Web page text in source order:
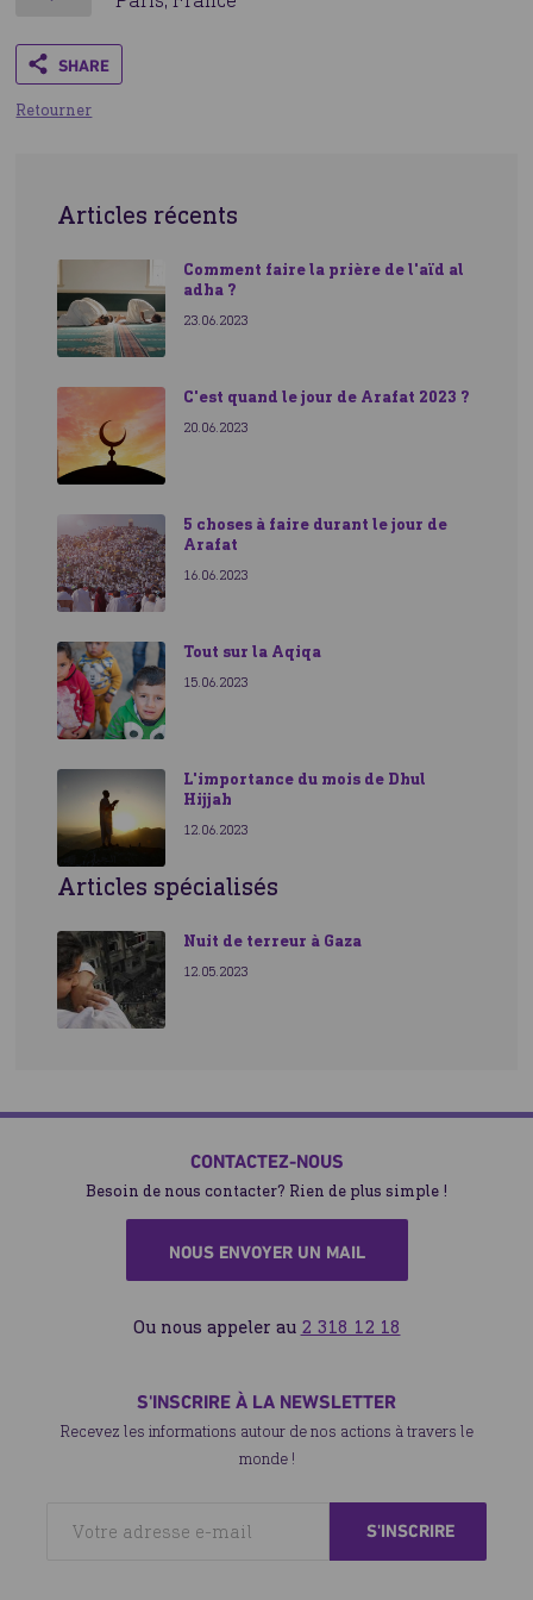
Retourner
Articles récents
Comment faire la prière de l'aïd al
adha ?
23.06.2023
C'est quand le jour de Arafat 2023 ?
20.06.2023
5 choses à faire durant le jour de
Arafat
16.06.2023
Tout sur la Aqiqa
15.06.2023
L'importance du mois de Dhul
Hijjah
12.06.2023
Articles spécialisés
Nuit de terreur à Gaza
12.05.2023
CONTACTEZ-NOUS
Besoin de nous contacter? Rien de plus simple !
NOUS ENVOYER UN MAIL
Ou nous appeler au 2 318 12 18
S'INSCRIRE À LA NEWSLETTER
Recevez les informations autour de nos actions à travers le
monde !